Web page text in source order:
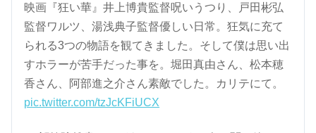
映画『狂い華』井上博貴監督呪いうつり、戸田彬弘
監督ワルツ、湯浅典子監督優しい日常。狂気に充て
られる3つの物語を観てきました。そして僕は思い出
すホラーが苦手だった事を。堀田真由さん、松本穂
香さん、阿部進之介さん素敵でした。カリテにて。
pic.twitter.com/tzJcKFiUCX